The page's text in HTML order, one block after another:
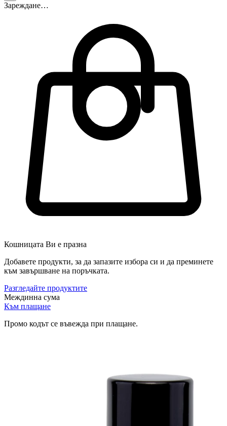
Зареждане…
Кошницата Ви е празна
Добавете продукти, за да запазите избора си и да преминете
към завършване на поръчката.
Разгледайте продуктите
Междинна сума
Към плащане
Промо кодът се въвежда при плащане.